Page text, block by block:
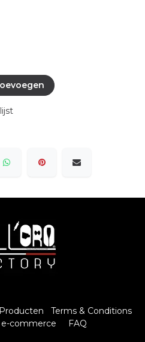
Producten
Terms & Conditions
e-commerce FAQ